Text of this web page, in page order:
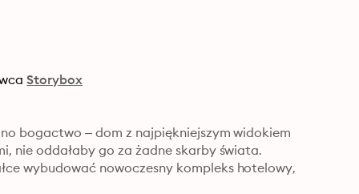
Storybox
bogactwo – dom z najpiękniejszym widokiem
nie oddałaby go za żadne skarby świata.
wybudować nowoczesny kompleks hotelowy,